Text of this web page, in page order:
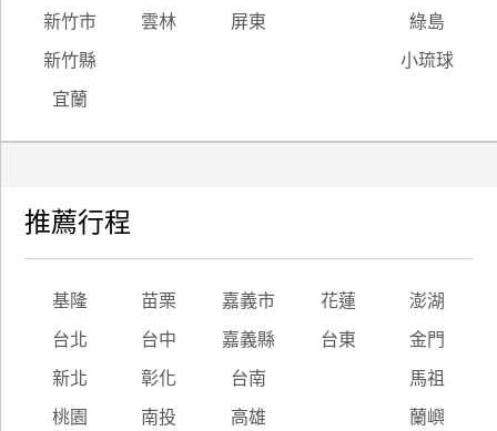
新竹市 雲林 屏東 綠島
新竹縣 小琉球
宜蘭
推薦行程
基隆 苗栗 嘉義市 花蓮 澎湖
台北 台中 嘉義縣 台東 金門
新北 彰化 台南 馬祖
桃園 南投 高雄 蘭嶼